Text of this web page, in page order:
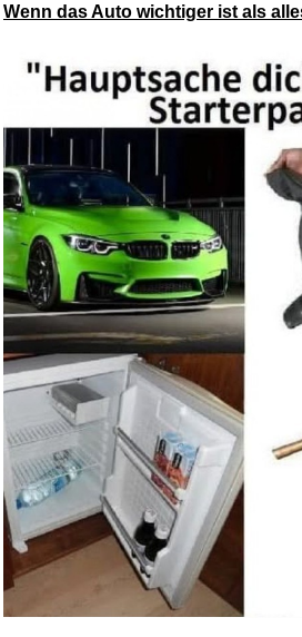
Wenn das Auto wichtiger ist als